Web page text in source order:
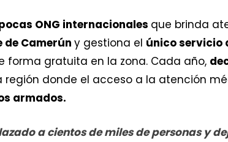
ONG internacionales que brinda
de Camerún y gestiona el único servicio
forma gratuita en la zona. Cada año,
región donde el acceso a la atención
armados.
a cientos de miles de personas y